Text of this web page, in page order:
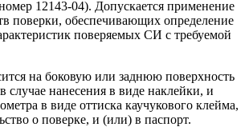
12143-04). Допускается применение
поверки, обеспечивающих определение
поверяемых СИ с требуемой
на боковую или заднюю поверхность
случае нанесения в виде наклейки, и
в виде оттиска каучукового клейма,
о поверке, и (или) в паспорт.